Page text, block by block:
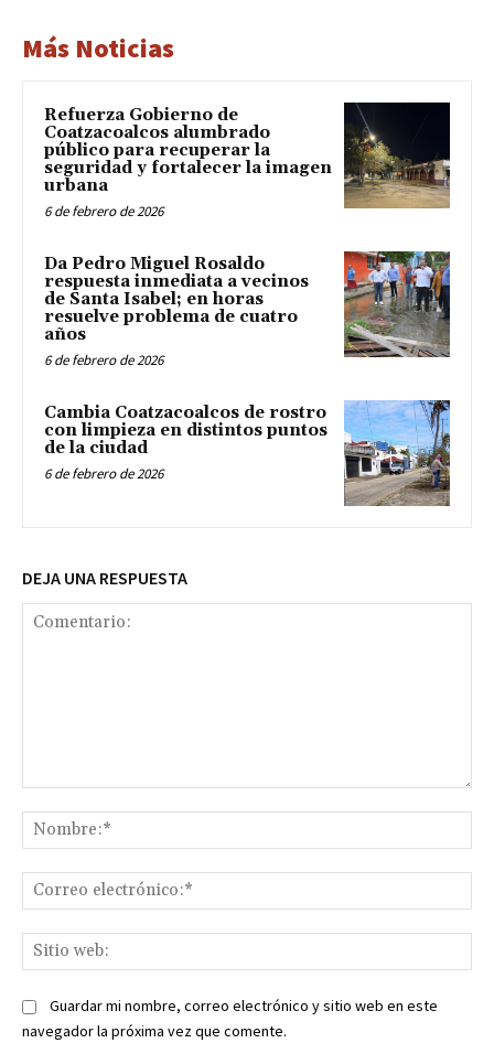
Más Noticias
Refuerza Gobierno de
Coatzacoalcos alumbrado
público para recuperar la
seguridad y fortalecer la imagen
urbana
6 de febrero de 2026
Da Pedro Miguel Rosaldo
respuesta inmediata a vecinos
de Santa Isabel; en horas
resuelve problema de cuatro
años
6 de febrero de 2026
Cambia Coatzacoalcos de rostro
con limpieza en distintos puntos
de la ciudad
6 de febrero de 2026
DEJA UNA RESPUESTA
Guardar mi nombre, correo electrónico y sitio web en este
navegador la próxima vez que comente.